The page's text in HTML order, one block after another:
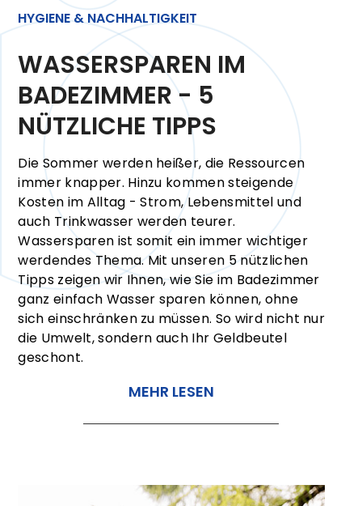
HYGIENE & NACHHALTIGKEIT
WASSERSPAREN IM
BADEZIMMER - 5
NÜTZLICHE TIPPS
Die Sommer werden heißer, die Ressourcen
immer knapper. Hinzu kommen steigende
Kosten im Alltag - Strom, Lebensmittel und
auch Trinkwasser werden teurer.
Wassersparen ist somit ein immer wichtiger
werdendes Thema. Mit unseren 5 nützlichen
Tipps zeigen wir Ihnen, wie Sie im Badezimmer
ganz einfach Wasser sparen können, ohne
sich einschränken zu müssen. So wird nicht nur
die Umwelt, sondern auch Ihr Geldbeutel
geschont.
MEHR LESEN